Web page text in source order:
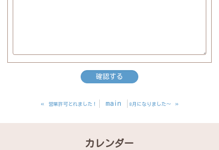
« 営業許可とれました！ main 8月になりました～»
カレンダー